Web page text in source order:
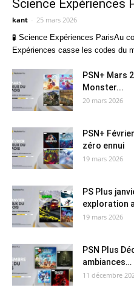
Science Expériences
kant - 25 mars 2026
🧪 Science Expériences ParisAu
Expériences casse les codes du
PSN+ Mars
Monster...
20 mars 2026
PSN+
zéro ennui
19 mars 2026
PS Plus
exploration
19 mars 2026
PSN Plus
ambiances…
11 décembre